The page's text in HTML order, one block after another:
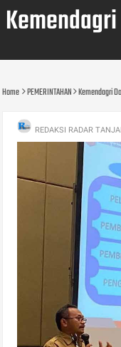
Home PEMERINTAHAN Kemendagri
REDAKSI RADAR